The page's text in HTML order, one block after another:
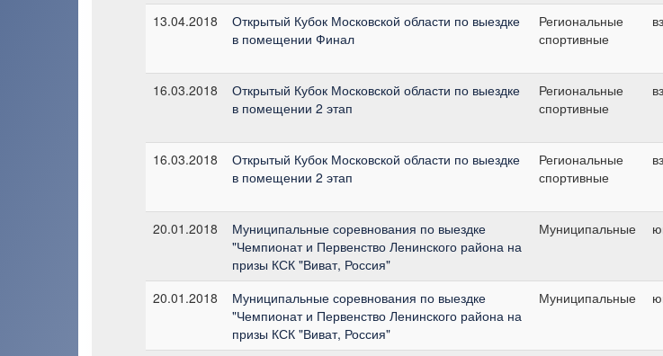
13.04.2018
Открытый Кубок Московской области по выездке
в помещении Финал
Региональные
спортивные
16.03.2018
Открытый Кубок Московской области по выездке
в помещении 2 этап
Региональные
спортивные
16.03.2018
Открытый Кубок Московской области по выездке
в помещении 2 этап
Региональные
спортивные
20.01.2018
Муниципальные соревнования по выездке
"Чемпионат и Первенство Ленинского района на
призы КСК "Виват, Россия"
Муниципальные
20.01.2018
Муниципальные соревнования по выездке
"Чемпионат и Первенство Ленинского района на
призы КСК "Виват, Россия"
Муниципальные